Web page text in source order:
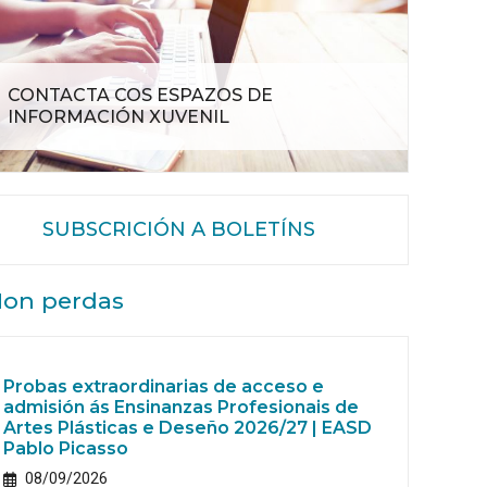
CONTACTA COS ESPAZOS DE
INFORMACIÓN XUVENIL
SUBSCRICIÓN A BOLETÍNS
perdas
Probas extraordinarias de acceso e
admisión ás Ensinanzas Profesionais de
Artes Plásticas e Deseño 2026/27 | EASD
Pablo Picasso
08/09/2026